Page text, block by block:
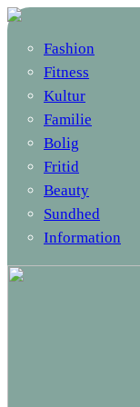
Fashion
Fitness
Kultur
Familie
Bolig
Fritid
Beauty
Sundhed
Information